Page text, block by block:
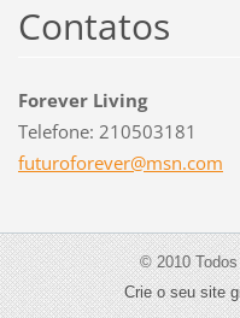
Contatos
Forever Living
Telefone: 210503181
futuroforever@msn.com
© 2010
Crie o seu site